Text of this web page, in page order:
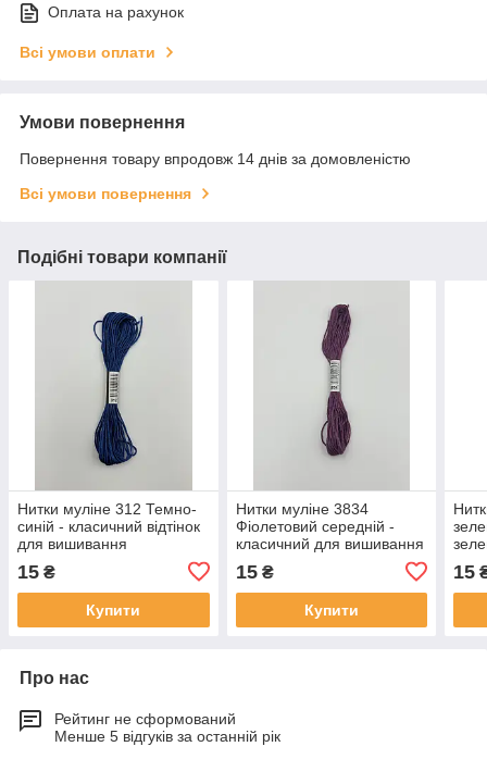
Оплата на рахунок
Всі умови оплати
Умови повернення
Повернення товару впродовж 14 днів за домовленістю
Всі умови повернення
Подібні товари компанії
Нитки муліне 312 Темно-
синій - класичний відтінок
для вишивання
15 ₴
Купити
Нитки муліне 3834
Фіолетовий середній -
класичний для вишивання
15₴
Купити
15
Про нас
Рейтинг не сформований
Менше 5 відгуків за останній рік